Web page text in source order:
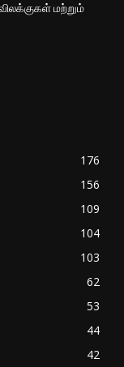
மற்றும்
176
156
109
104
103
62
53
44
42